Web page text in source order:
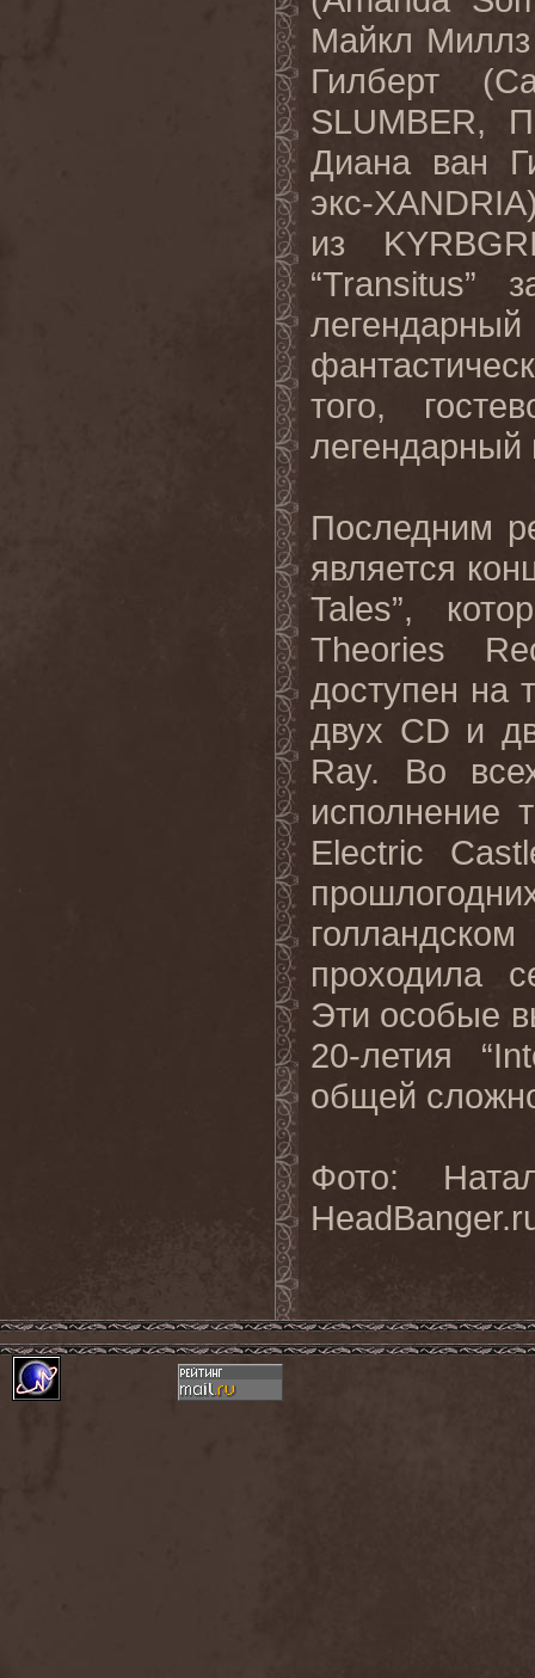
Майкл
Гилберт
SLUMBER,
Диана ван
экс-XANDRIA
из
“Transitus”
того,
легендарный
Последним
является
Tales”,
Theories
доступен на
двух CD и
Ray. Во
исполнение
Electric
проходила
Эти особые
20-летия
общей
Фото: